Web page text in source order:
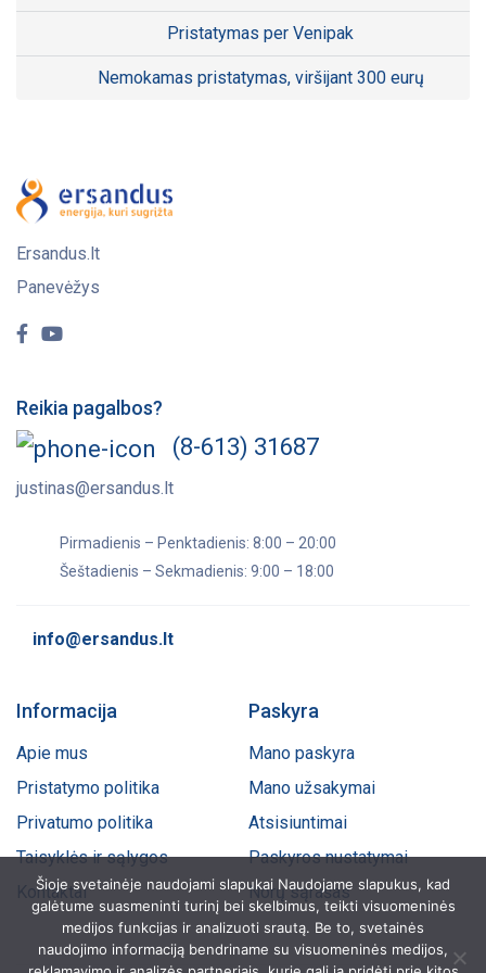
Pristatymas per Venipak
Nemokamas pristatymas, viršijant 300 eurų
Ersandus.lt
Panevėžys
Reikia pagalbos?
(8-613) 31687
justinas@ersandus.lt
Pirmadienis – Penktadienis: 8:00 – 20:00
Šeštadienis – Sekmadienis: 9:00 – 18:00
info@ersandus.lt
Informacija
Apie mus
Pristatymo politika
Privatumo politika
Taisyklės ir sąlygos
Kontaktai
Paskyra
Mano paskyra
Mano užsakymai
Atsisiuntimai
Paskyros nustatymai
Norų sąrašas
Šioje svetainėje naudojami slapukai Naudojame slapukus, kad
galėtume suasmeninti turinį bei skelbimus, teikti visuomeninės
medijos funkcijas ir analizuoti srautą. Be to, svetainės
naudojimo informaciją bendriname su visuomeninės medijos,